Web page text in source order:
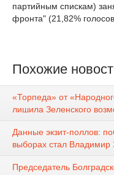
партийным спискам)
фронта" (21,82%
Похожие
«Торпеда» от
лишила Зеленского
Данные экзит-поллов:
выборах стал Владимир
Председатель